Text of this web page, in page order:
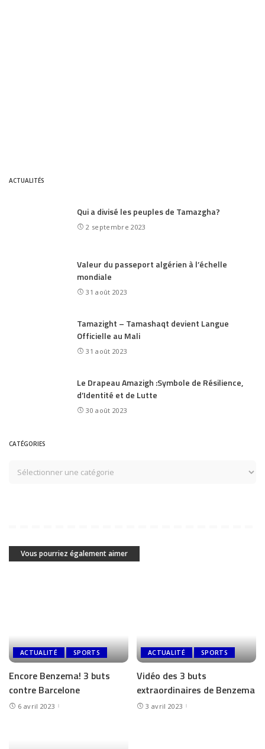
ACTUALITÉS
Qui a divisé les peuples de Tamazgha?
2 septembre 2023
Valeur du passeport algérien à l’échelle
mondiale
31 août 2023
Tamazight – Tamashaqt devient Langue
Officielle au Mali
31 août 2023
Le Drapeau Amazigh :Symbole de Résilience,
d’Identité et de Lutte
30 août 2023
CATÉGORIES
Vous pourriez également aimer
ACTUALITÉ SPORTS
Encore Benzema! 3 buts
contre Barcelone
6 avril 2023
ACTUALITÉ SPORTS
Vidéo des 3 buts
extraordinaires de Benzema
3 avril 2023